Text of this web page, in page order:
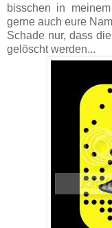
bisschen in
gerne auch eure
Schade nur, dass
gelöscht werden...